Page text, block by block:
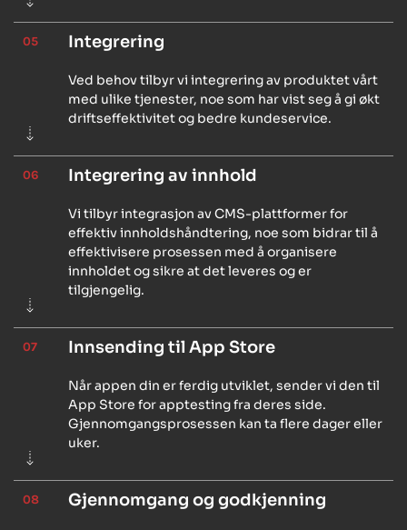
05 Integrering
Ved behov tilbyr vi integrering av produktet vårt
med ulike tjenester, noe som har vist seg å gi økt
driftseffektivitet og bedre kundeservice.
06 Integrering av innhold
Vi tilbyr integrasjon av CMS-plattformer for
effektiv innholdshåndtering, noe som bidrar til å
effektivisere prosessen med å organisere
innholdet og sikre at det leveres og er
tilgjengelig.
07 Innsending til App Store
Når appen din er ferdig utviklet, sender vi den til
App Store for apptesting fra deres side.
Gjennomgangsprosessen kan ta flere dager eller
uker.
08 Gjennomgang og godkjenning